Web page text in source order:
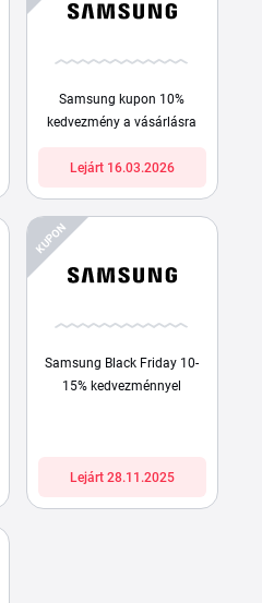
Samsung kupon 10%
kedvezmény a vásárlásra
Lejárt 16.03.2026
KUPON
Samsung Black Friday 10-
15% kedvezménnyel
Lejárt 28.11.2025